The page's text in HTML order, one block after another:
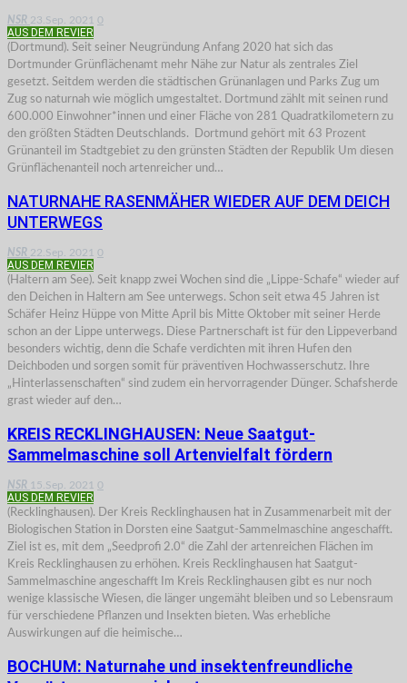
NSR 23.Sep. 2021 0
AUS DEM REVIER
(Dortmund). Seit seiner Neugründung Anfang 2020 hat sich das
Dortmunder Grünflächenamt mehr Nähe zur Natur als zentrales Ziel
gesetzt. Seitdem werden die städtischen Grünanlagen und Parks Zug um
Zug so naturnah wie möglich umgestaltet. Dortmund zählt mit seinen rund
600.000 Einwohner*innen und einer Fläche von 281 Quadratkilometern zu
den größten Städten Deutschlands. Dortmund gehört mit 63 Prozent
Grünanteil im Stadtgebiet zu den grünsten Städten der Republik Um diesen
Grünflächenanteil noch artenreicher und…
NATURNAHE RASENMÄHER WIEDER AUF DEM DEICH
UNTERWEGS
NSR 22.Sep. 2021 0
AUS DEM REVIER
(Haltern am See). Seit knapp zwei Wochen sind die „Lippe-Schafe“ wieder auf
den Deichen in Haltern am See unterwegs. Schon seit etwa 45 Jahren ist
Schäfer Heinz Hüppe von Mitte April bis Mitte Oktober mit seiner Herde
schon an der Lippe unterwegs. Diese Partnerschaft ist für den Lippeverband
besonders wichtig, denn die Schafe verdichten mit ihren Hufen den
Deichboden und sorgen somit für präventiven Hochwasserschutz. Ihre
„Hinterlassenschaften“ sind zudem ein hervorragender Dünger. Schafsherde
grast wieder auf den…
KREIS RECKLINGHAUSEN: Neue Saatgut-
Sammelmaschine soll Artenvielfalt fördern
NSR 15.Sep. 2021 0
AUS DEM REVIER
(Recklinghausen). Der Kreis Recklinghausen hat in Zusammenarbeit mit der
Biologischen Station in Dorsten eine Saatgut-Sammelmaschine angeschafft.
Ziel ist es, mit dem „Seedprofi 2.0“ die Zahl der artenreichen Flächen im
Kreis Recklinghausen zu erhöhen. Kreis Recklinghausen hat Saatgut-
Sammelmaschine angeschafft Im Kreis Recklinghausen gibt es nur noch
wenige klassische Wiesen, die länger ungemäht bleiben und so Lebensraum
für verschiedene Pflanzen und Insekten bieten. Was erhebliche
Auswirkungen auf die heimische…
BOCHUM: Naturnahe und insektenfreundliche